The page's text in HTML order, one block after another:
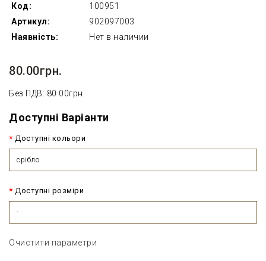
Код:
100951
Артикул:
902097003
Наявність:
Нет в наличии
80.00грн.
Без ПДВ: 80.00грн.
Доступні Варіанти
Доступні кольори
срібло
Доступні розміри
-
Очистити параметри